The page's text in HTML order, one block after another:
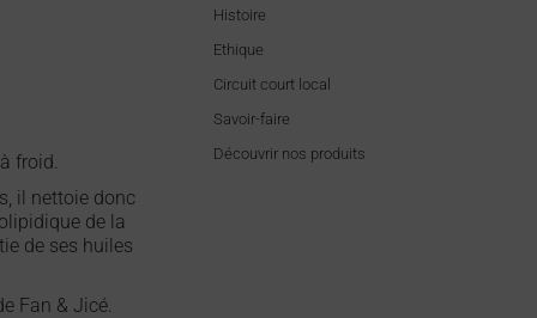
froid.
il nettoie donc
de la
de ses huiles
Fan & Jicé.
Histoire
Ethique
Circuit court local
Savoir-faire
Découvrir nos produits